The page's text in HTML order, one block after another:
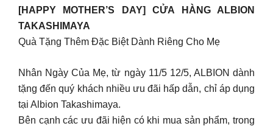
[HAPPY MOTHER’S DAY] CỬA HÀNG ALBION
TAKASHIMAYA
Quà Tặng Thêm Đặc Biệt Dành Riêng Cho Mẹ
Nhân Ngày Của Mẹ, từ ngày 11/5 12/5, ALBION dành
tặng đến quý khách nhiều ưu đãi hấp dẫn, chỉ áp dụng
tại Albion Takashimaya.
Bên cạnh các ưu đãi hiện có khi mua sản phẩm, trong